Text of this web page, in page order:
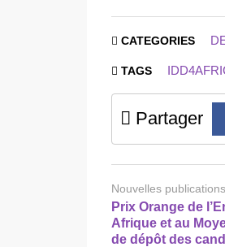
CATEGORIES
TAGS
Partager
Nouvelles publications
Prix Orange de
Afrique et au
de dépôt des